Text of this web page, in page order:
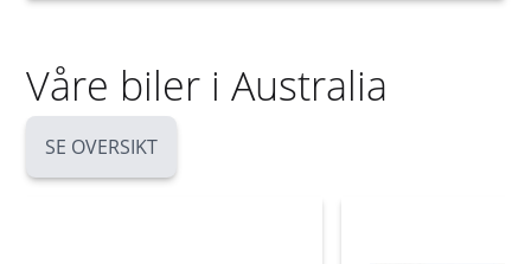
Våre biler i Australia
SE OVERSIKT